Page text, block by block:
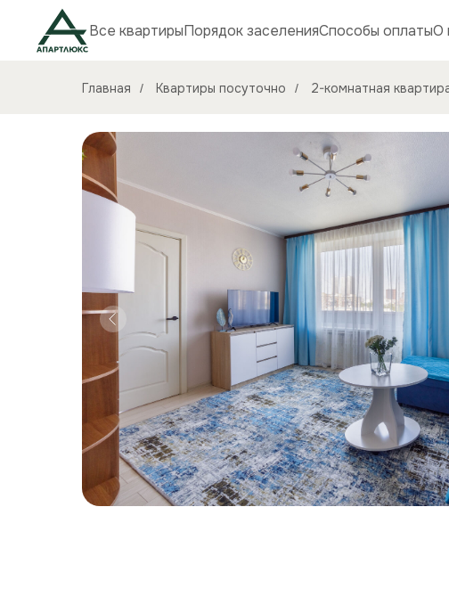
Все квартирыПорядок заселенияСпособы оплатыО
Главная / Квартиры посуточно / 2-комнатная